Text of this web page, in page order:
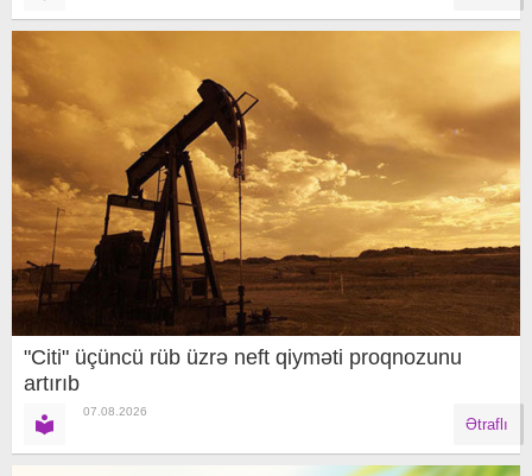
"Citi" üçüncü rüb üzrə neft qiyməti proqnozunu
artırıb
07.08.2026
Ətraflı